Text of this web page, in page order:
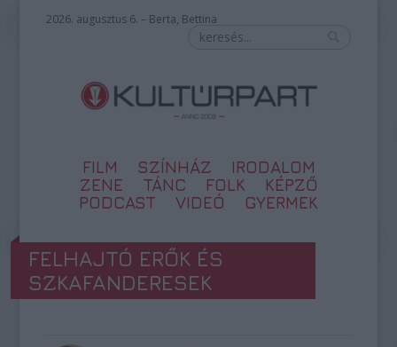
2026. augusztus 6. – Berta, Bettina
FILM SZÍNHÁZ
IRODALOM
ZENE
TÁNC FOLK
KÉPZŐ
PODCAST
VIDEÓ GYERMEK
FELHAJTÓ ERŐK ÉS
SZKAFANDERESEK